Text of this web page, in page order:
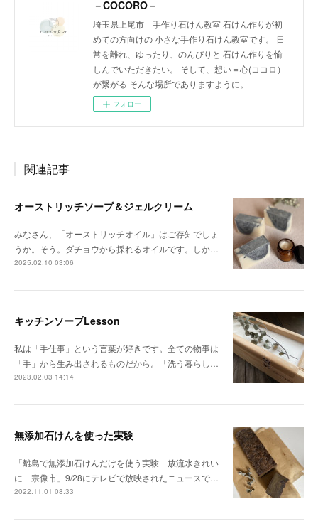
－COCORO－
埼玉県上尾市 手作り石けん教室 石けん作りが初
めての方向けの 小さな手作り石けん教室です。 日
常を離れ、ゆったり、のんびりと 石けん作りを愉
しんでいただきたい。 そして、想い＝心(ココロ）
が繋がる そんな場所でありますように。
フォロー
関連記事
オーストリッチソープ＆ジェルクリーム
みなさん、「オーストリッチオイル」はご存知でしょ
うか。そう。ダチョウから採れるオイルです。しか…
2025.02.10 03:06
キッチンソープLesson
私は「手仕事」という言葉が好きです。全ての物事は
「手」から生み出されるものだから。「洗う暮らし…
2023.02.03 14:14
無添加石けんを使った実験
「離島で無添加石けんだけを使う実験 放流水きれい
に 宗像市」9/28にテレビで放映されたニュースで…
2022.11.01 08:33